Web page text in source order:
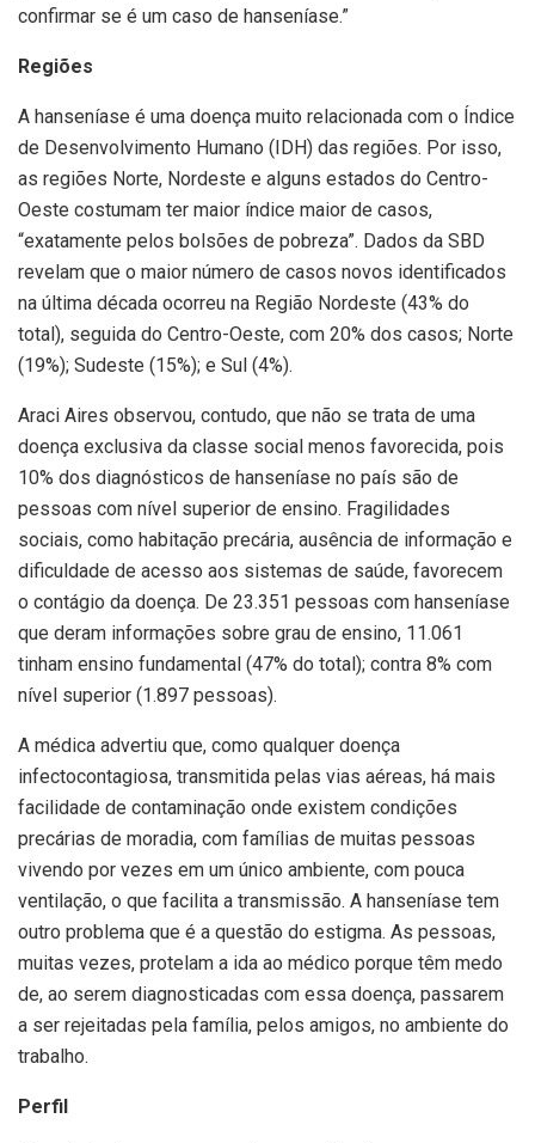
confirmar se é um caso de hanseníase.”
Regiões
A hanseníase é uma doença muito relacionada com o Índice
de Desenvolvimento Humano (IDH) das regiões. Por isso,
as regiões Norte, Nordeste e alguns estados do Centro-
Oeste costumam ter maior índice maior de casos,
“exatamente pelos bolsões de pobreza”. Dados da SBD
revelam que o maior número de casos novos identificados
na última década ocorreu na Região Nordeste (43% do
total), seguida do Centro-Oeste, com 20% dos casos; Norte
(19%); Sudeste (15%); e Sul (4%).
Araci Aires observou, contudo, que não se trata de uma
doença exclusiva da classe social menos favorecida, pois
10% dos diagnósticos de hanseníase no país são de
pessoas com nível superior de ensino. Fragilidades
sociais, como habitação precária, ausência de informação e
dificuldade de acesso aos sistemas de saúde, favorecem
o contágio da doença. De 23.351 pessoas com hanseníase
que deram informações sobre grau de ensino, 11.061
tinham ensino fundamental (47% do total); contra 8% com
nível superior (1.897 pessoas).
A médica advertiu que, como qualquer doença
infectocontagiosa, transmitida pelas vias aéreas, há mais
facilidade de contaminação onde existem condições
precárias de moradia, com famílias de muitas pessoas
vivendo por vezes em um único ambiente, com pouca
ventilação, o que facilita a transmissão. A hanseníase tem
outro problema que é a questão do estigma. As pessoas,
muitas vezes, protelam a ida ao médico porque têm medo
de, ao serem diagnosticadas com essa doença, passarem
a ser rejeitadas pela família, pelos amigos, no ambiente do
trabalho.
Perfil